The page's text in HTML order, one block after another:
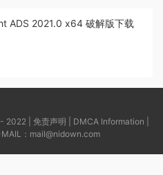
ADS 2021.0 x64 破解版下载
2022 | 免责声明 DMCA Information
MAIL： mail@nidown.com